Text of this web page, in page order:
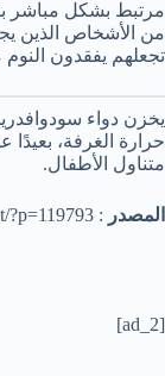
مرتبط بشكل مباشر
من الأشخاص الذين
تجعلهم يفقدون
حرارة الغرفة، بعيدًا
متناول الأطفال.
المصدر : https://faharas.net/?p=119793
[ad_2]